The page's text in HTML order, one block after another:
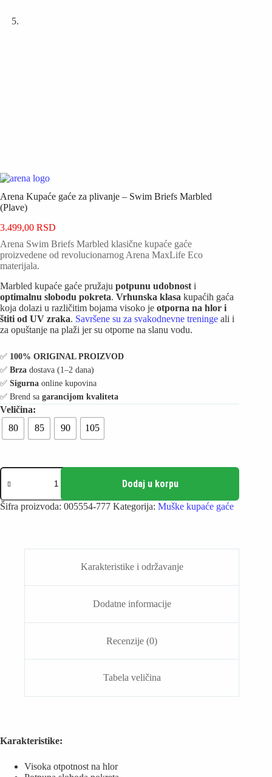
Arena Kupaće gaće za plivanje – Swim Briefs Marbled
(Plave)
3.499,00 RSD
Arena Swim Briefs Marbled klasične kupaće gaće
proizvedene od revolucionarnog Arena MaxLife Eco
materijala.
Marbled kupaće gaće pružaju potpunu udobnost i
optimalnu slobodu pokreta. Vrhunska klasa kupaćih gaća
koja dolazi u različitim bojama visoko je otporna na hlor i
štiti od UV zraka. Savršene su za svakodnevne treninge ali i
za opuštanje na plaži jer su otporne na slanu vodu.
✅️ 100% ORIGINAL PROIZVOD
✅️ Brza dostava (1–2 dana)
✅️ Sigurna online kupovina
✅️ Brend sa garancijom kvaliteta
80 85 90 105
Arena
Kupaće
za
plivanje
Dodaj u korpu
Šifra proizvoda: 005554-777 Kategorija: Muške kupaće gaće
Karakteristike i održavanje
Dodatne informacije
Recenzije (0)
Tabela veličina
Karakteristike:
Visoka otpotnost na hlor